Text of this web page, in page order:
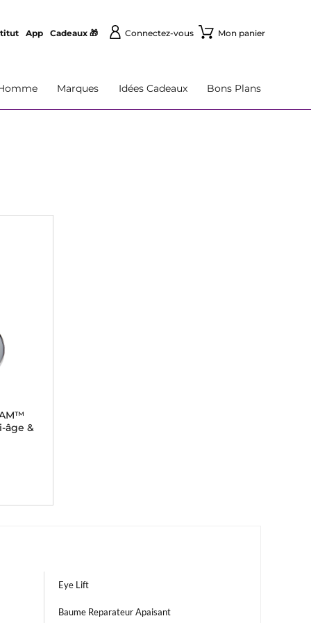
App Cadeaux 🎁 Connectez-vous Mon panier
Marques Idées Cadeaux Bons Plans
âge &
Eye Lift
Baume Reparateur Apaisant